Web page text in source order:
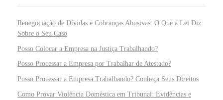
Renegociação de Dívidas e Cobranças Abusivas: O Que a Lei Diz
Sobre o Seu Caso
Posso Colocar a Empresa na Justiça Trabalhando?
Posso Processar a Empresa por Trabalhar de Atestado?
Posso Processar a Empresa Trabalhando? Conheça Seus Direitos
Como Provar Violência Doméstica em Tribunal: Evidências e